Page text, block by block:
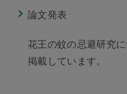
論文発表
花王の蚊の忌避研究
掲載しています。